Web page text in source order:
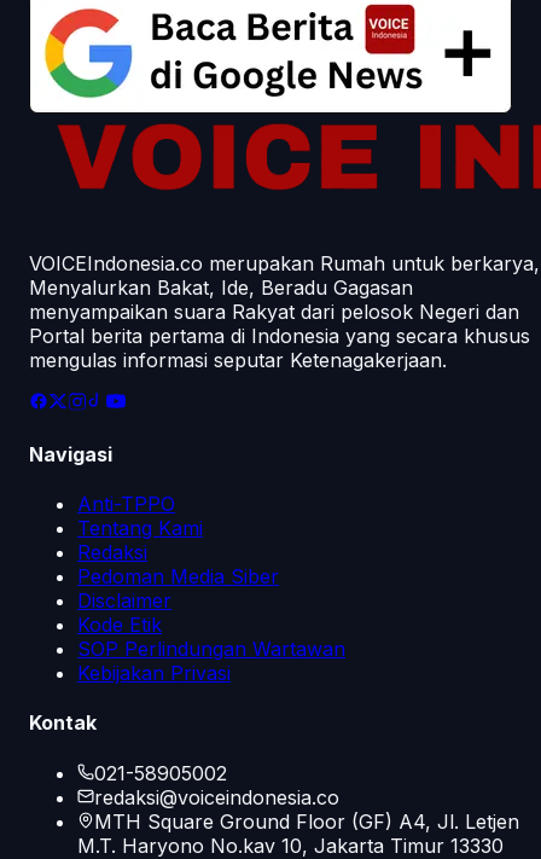
VOICEIndonesia.co merupakan Rumah untuk berkarya,
Menyalurkan Bakat, Ide, Beradu Gagasan
menyampaikan suara Rakyat dari pelosok Negeri dan
Portal berita pertama di Indonesia yang secara khusus
mengulas informasi seputar Ketenagakerjaan.
Navigasi
Anti-TPPO
Tentang Kami
Redaksi
Pedoman Media Siber
Disclaimer
Kode Etik
SOP Perlindungan Wartawan
Kebijakan Privasi
Kontak
021-58905002
redaksi@voiceindonesia.co
MTH Square Ground Floor (GF) A4, Jl. Letjen
M.T. Haryono No.kav 10, Jakarta Timur 13330